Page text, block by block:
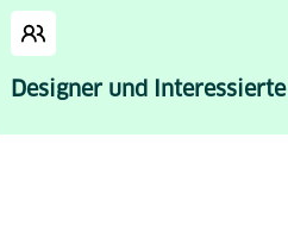
Designer und Interessierte